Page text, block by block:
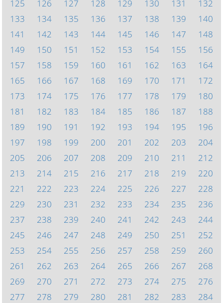
125
126 127 128 129 130 131
132
133
134 135 136 137 138 139
140
141
142 143 144 145 146 147
148
149
150 151 152 153 154 155
156
157
158 159 160 161 162 163
164
165
166 167 168 169 170 171
172
173
174 175 176 177 178 179
180
181
182 183 184 185 186 187
188
189
190 191 192 193 194 195
196
197
198 199 200 201 202 203
204
205
206 207 208 209 210 211
212
213
214 215 216 217 218 219
220
221
222 223 224 225 226 227
228
229
230 231 232 233 234 235
236
237
238 239 240 241 242 243
244
245
246 247 248 249 250 251
252
253
254 255 256 257 258 259
260
261
262 263 264 265 266 267
268
269
270 271 272 273 274 275
276
277
278 279 280 281 282 283
284